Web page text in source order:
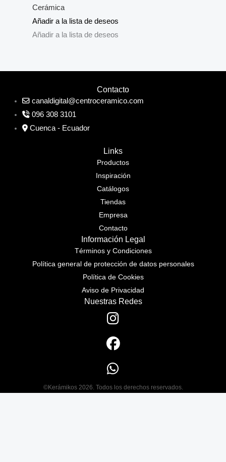
Cerámica
Añadir a la lista de deseos
Añadir a la lista de deseos
Contacto
canaldigital@centroceramico.com
096 308 3101
Cuenca - Ecuador
Links
Productos
Inspiración
Catálogos
Tiendas
Empresa
Contacto
Información Legal
Términos y Condiciones
Política general de protección de datos personales
Política de Cookies
Aviso de Privacidad
Nuestras Redes
©Kerámikos 2026. Todos los derechos reservados.